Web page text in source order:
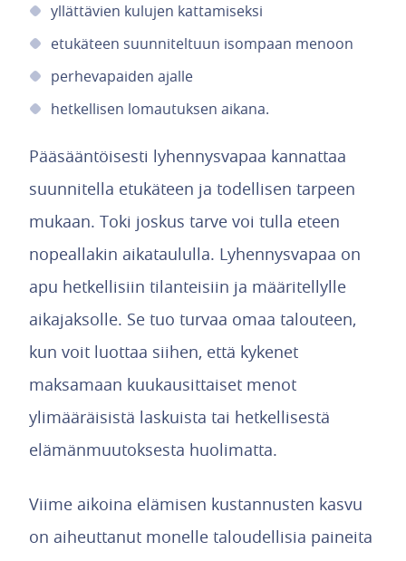
yllättävien kulujen kattamiseksi
etukäteen suunniteltuun isompaan menoon
perhevapaiden ajalle
hetkellisen lomautuksen aikana.
Pääsääntöisesti lyhennysvapaa kannattaa
suunnitella etukäteen ja todellisen tarpeen
mukaan. Toki joskus tarve voi tulla eteen
nopeallakin aikataululla. Lyhennysvapaa on
apu hetkellisiin tilanteisiin ja määritellylle
aikajaksolle. Se tuo turvaa omaa talouteen,
kun voit luottaa siihen, että kykenet
maksamaan kuukausittaiset menot
ylimääräisistä laskuista tai hetkellisestä
elämänmuutoksesta huolimatta.
Viime aikoina elämisen kustannusten kasvu
on aiheuttanut monelle taloudellisia paineita